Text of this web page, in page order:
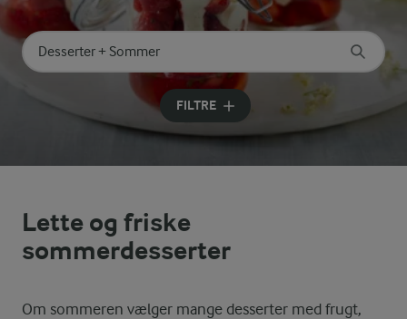
Søg på kategori
Indtast søgeord for at søge
FILTRE
Lette og friske
sommerdesserter
Om sommeren vælger mange desserter med frugt,